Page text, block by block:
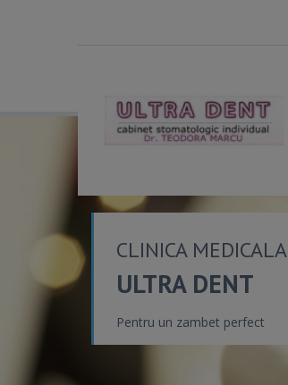
CLINICA MEDICALA
ULTRA DENT
Pentru un zambet perfect